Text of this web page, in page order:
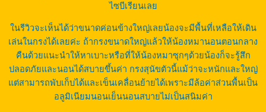
ไซบีเรียนเลย
ในรีวิวจะเห็นได้ว่าขนาดค่อนข้างใหญ่เลยน้องจะมีพื้นที่เหลือให้เดิน
เล่นในกรงได้เลยค่ะ ถ้ากรงขนาดใหญ่แล้วให้น้องหมานอนตอนกลาง
คืนด้วยแนะนำให้หาเบาะหรือที่ให้น้องหมาซุกๆด้วยน้องก็จะรู้สึก
ปลอดภัยและนอนได้สบายขึ้นค่า กรงสุนัขตัวนี้แม้ว่าจะหนักและใหญ่
แต่สามารถพับเก็บได้และเข็นเคลื่อนย้ายได้เพราะมีล้อค่าส่วนพื้นเป็น
อลูมิเนียมนอนเย็นนอนสบายไม่เป็นสนิมค่า